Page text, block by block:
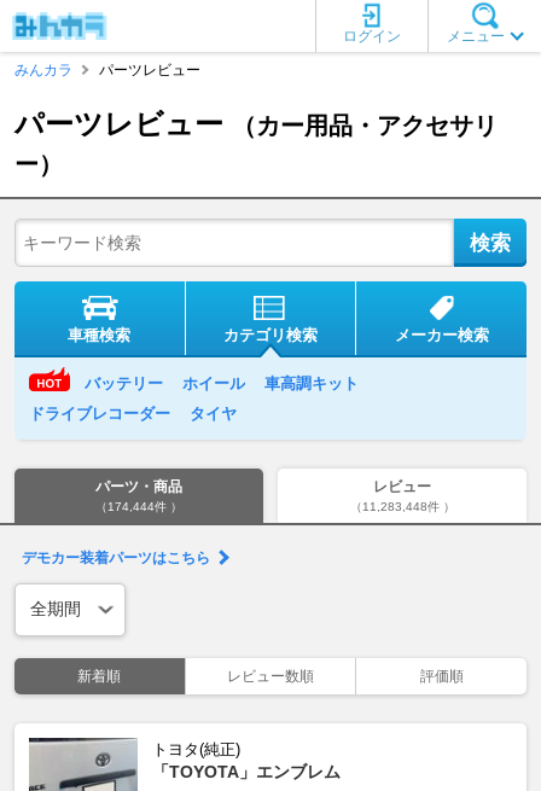
メニュー
ログイン
みんカラ
パーツレビュー
パーツレビュー
（カー用品・アクセサリ
ー）
車種検索 カテゴリ検索 メーカー検索
バッテリー ホイール
車高調キット
ドライブレコーダー
タイヤ
パーツ・商品
（174,444件 ）
レビュー
（11,283,448件 ）
デモカー装着パーツはこちら
新着順 レビュー数順 評価順
トヨタ(純正)
「TOYOTA」エンブレム